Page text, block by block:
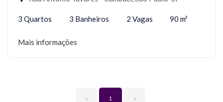
3 Quartos 3 Banheiros 2 Vagas 90 m²
Mais informações
‹ 1 ›